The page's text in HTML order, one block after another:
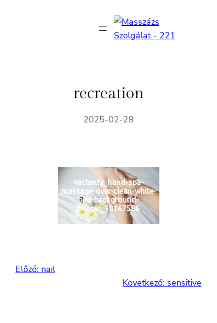
recreation
2025-02-28
vecteezy_hand-spa-
massage-over-clean-white-
bed-background-
people_10167586
Előző: nail
Következő: sensitive